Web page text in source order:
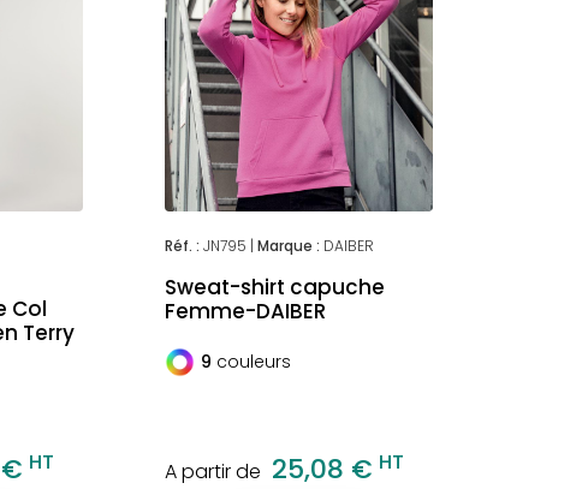
Col
Terry
HT
Réf. : JN795 | Marque : DAIBER
Sweat-shirt capuche
Femme-DAIBER
9 couleurs
A partir de 25,08 € HT